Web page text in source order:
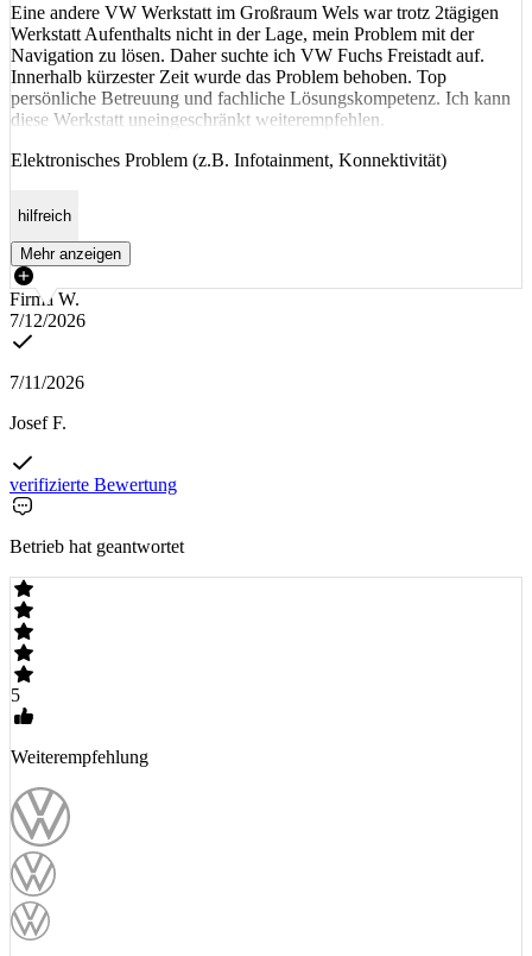
Eine andere VW Werkstatt im Großraum Wels war trotz 2tägigen
Werkstatt Aufenthalts nicht in der Lage, mein Problem mit der
Navigation zu lösen. Daher suchte ich VW Fuchs Freistadt auf.
Innerhalb kürzester Zeit wurde das Problem behoben. Top
persönliche Betreuung und fachliche Lösungskompetenz. Ich kann
diese Werkstatt uneingeschränkt weiterempfehlen.
Elektronisches Problem (z.B. Infotainment, Konnektivität)
hilfreich
Mehr anzeigen
Firma W.
7/12/2026
7/11/2026
Josef F.
verifizierte Bewertung
Betrieb hat geantwortet
5
Weiterempfehlung